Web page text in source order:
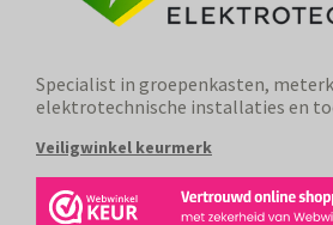
Specialist in groepenkasten,
elektrotechnische installaties en
Veiligwinkel keurmerk